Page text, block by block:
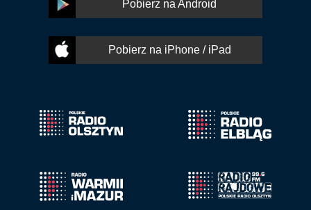
Pobierz na Android
Pobierz na iPhone / iPad